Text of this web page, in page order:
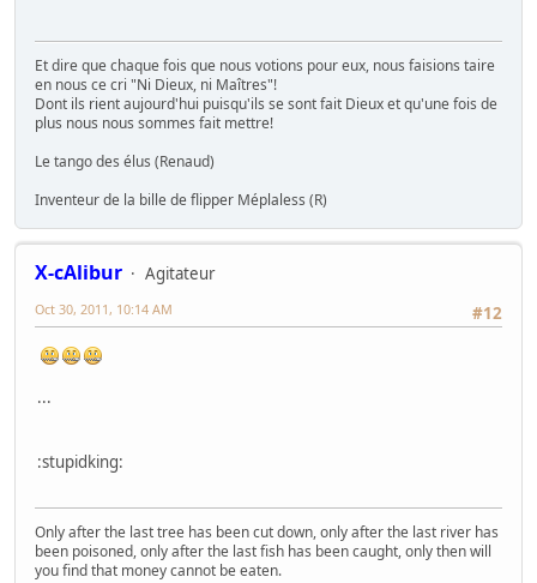
Et dire que chaque fois que nous votions pour eux, nous faisions taire
en nous ce cri "Ni Dieux, ni Maîtres"!
Dont ils rient aujourd'hui puisqu'ils se sont fait Dieux et qu'une fois de
plus nous nous sommes fait mettre!
Le tango des élus (Renaud)
Inventeur de la bille de flipper Méplaless (R)
X-cAlibur
Agitateur
#12
Oct 30, 2011, 10:14 AM
...
:stupidking:
Only after the last tree has been cut down, only after the last river has
been poisoned, only after the last fish has been caught, only then will
you find that money cannot be eaten.